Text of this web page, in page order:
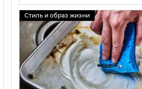
Стиль и образ жизни